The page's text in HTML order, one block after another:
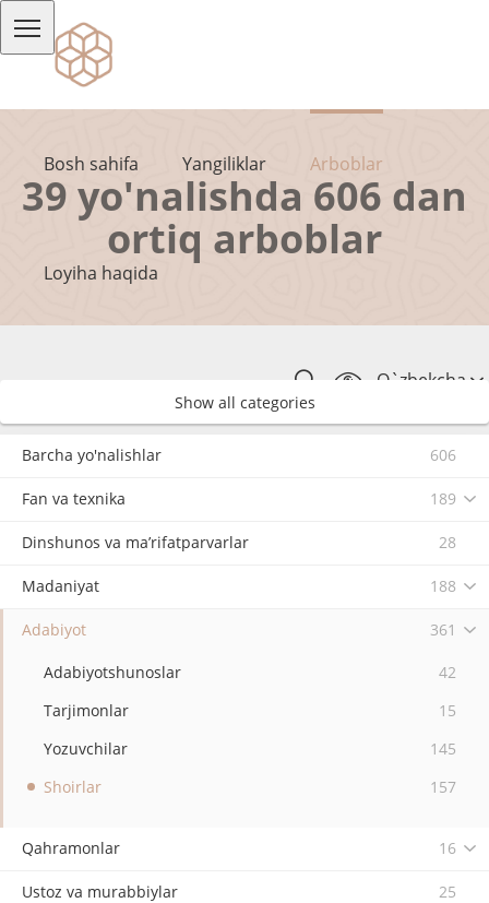
Bosh sahifa Yangiliklar Arboblar
Loyiha haqida
O`zbekcha
39 yo'nalishda 606 dan
ortiq arboblar
Show all categories
Barcha yo'nalishlar 606
Fan va texnika 189
Dinshunos va ma’rifatparvarlar 28
Madaniyat 188
Adabiyot 361
Adabiyotshunoslar
42
Tarjimonlar
15
Yozuvchilar
145
Shoirlar
157
Qahramonlar 16
Ustoz va murabbiylar 25